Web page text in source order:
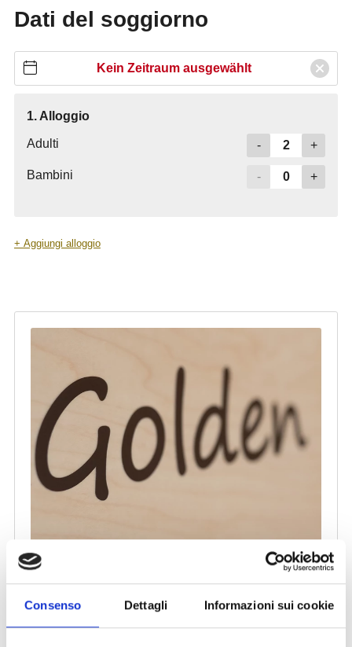
Consenso Dettagli Informazioni sui cookie